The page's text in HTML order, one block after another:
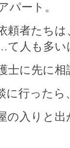
パート。
頼者たち
て人も多い
士に先に
に行ったら
の入りと